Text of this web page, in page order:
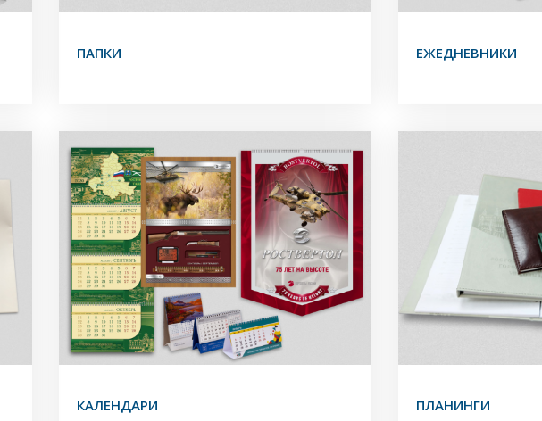
ПАПКИ ЕЖЕДНЕВНИКИ
КАЛЕНДАРИ ПЛАНИНГИ